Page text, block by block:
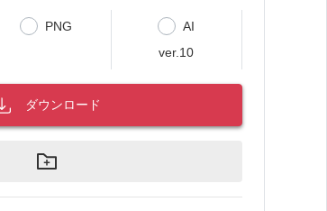
PNG
AI
ver.10
ダウンロード